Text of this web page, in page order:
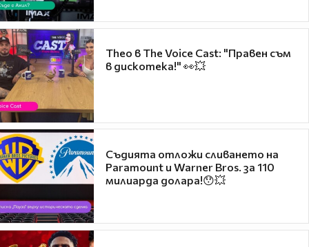
Theo в The Voice Cast: "Правен съм
в дискотека!" 👀💥
Съдията отложи сливането на
Paramount и Warner Bros. за 110
милиарда долара!😯💥